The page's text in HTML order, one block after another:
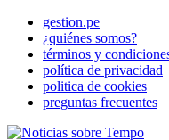
gestion.pe
¿quiénes somos?
términos y
política de privacidad
politica de cookies
preguntas frecuentes